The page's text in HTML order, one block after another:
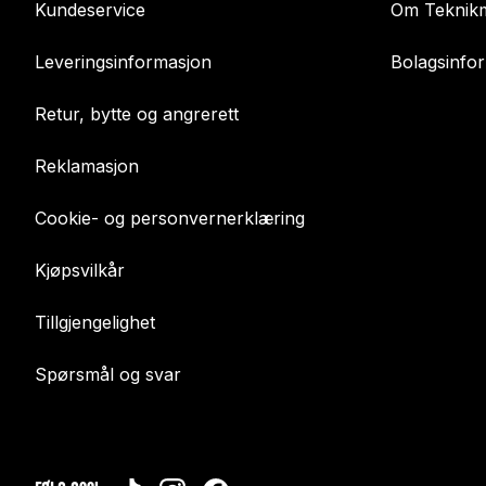
Kundeservice
Leveringsinformasjon
Retur, bytte og angrerett
Reklamasjon
Cookie- og personvernerklæring
Kjøpsvilkår
Tillgjengelighet
Spørsmål og svar
Om